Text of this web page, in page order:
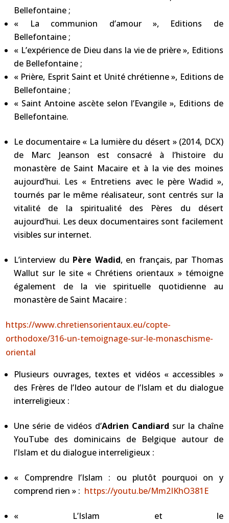
Bellefontaine ;
« La communion d’amour », Editions de
Bellefontaine ;
« L’expérience de Dieu dans la vie de prière », Editions
de Bellefontaine ;
« Prière, Esprit Saint et Unité chrétienne », Editions de
Bellefontaine ;
« Saint Antoine ascète selon l’Evangile », Editions de
Bellefontaine.
Le documentaire « La lumière du désert » (2014, DCX)
de Marc Jeanson est consacré à l’histoire du
monastère de Saint Macaire et à la vie des moines
aujourd’hui. Les « Entretiens avec le père Wadid »,
tournés par le même réalisateur, sont centrés sur la
vitalité de la spiritualité des Pères du désert
aujourd’hui. Les deux documentaires sont facilement
visibles sur internet.
L’interview du Père Wadid, en français, par Thomas
Wallut sur le site « Chrétiens orientaux » témoigne
également de la vie spirituelle quotidienne au
monastère de Saint Macaire :
https://www.chretiensorientaux.eu/copte-
orthodoxe/316-un-temoignage-sur-le-monaschisme-
oriental
Plusieurs ouvrages, textes et vidéos « accessibles »
des Frères de l’Ideo autour de l’Islam et du dialogue
interreligieux :
Une série de vidéos d’Adrien Candiard sur la chaîne
YouTube des dominicains de Belgique autour de
l’Islam et du dialogue interreligieux :
« Comprendre l’Islam : ou plutôt pourquoi on y
comprend rien » : https://youtu.be/Mm2IKhO381E
« L’Islam et le